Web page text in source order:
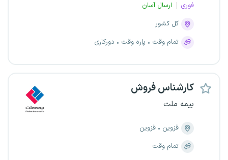
فوری
ارسال آسان
کل کشور
تمام وقت
پاره وقت دورکاری
کارشناس فروش
بیمه ملت
قزوین
قزوین
تمام وقت